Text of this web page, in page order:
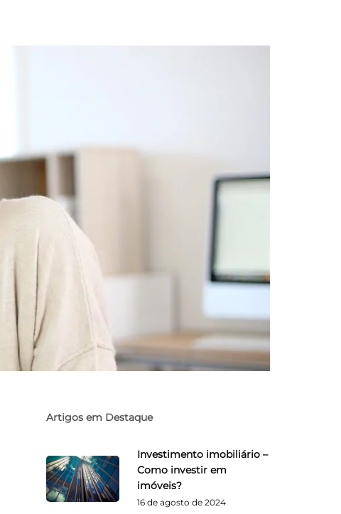
Artigos em Destaque
Investimento imobiliário –
Como investir em
imóveis?
16 de agosto de 2024